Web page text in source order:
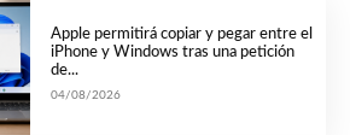
Apple permitirá copiar y pegar entre el
iPhone y Windows tras una petición
de...
04/08/2026